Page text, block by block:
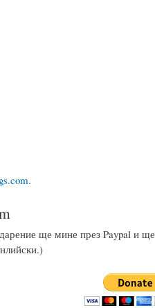
.
ще мине през Paypal и